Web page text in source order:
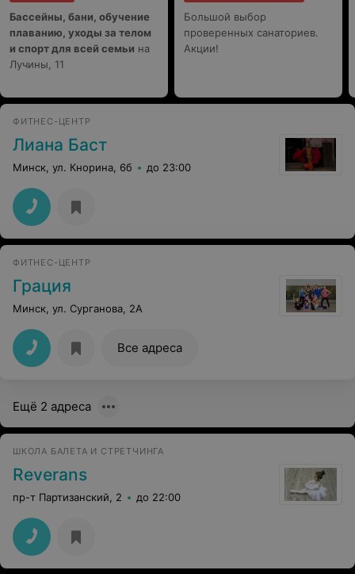
Бассейны, бани, обучение
плаванию, уходы за телом
и спорт для всей семьи на
Лучины, 11
Большой выбор
проверенных санаториев.
Акции!
ФИТНЕС-ЦЕНТР
Лиана Баст
Минск, ул. Кнорина, 6б до 23:00
ФИТНЕС-ЦЕНТР
Грация
Минск, ул. Сурганова, 2А
Все адреса
Ещё 2 адреса
ШКОЛА БАЛЕТА И СТРЕТЧИНГА
Reverans
пр-т Партизанский, 2 до 22:00